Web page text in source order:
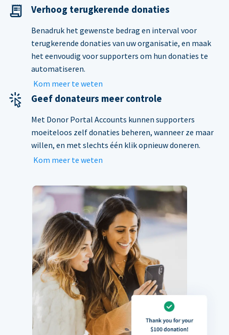
Verhoog terugkerende donaties
Benadruk het gewenste bedrag en interval voor
terugkerende donaties van uw organisatie, en maak
het eenvoudig voor supporters om hun donaties te
automatiseren.
Kom meer te weten
Geef donateurs meer controle
Met Donor Portal Accounts kunnen supporters
moeiteloos zelf donaties beheren, wanneer ze maar
willen, en met slechts één klik opnieuw doneren.
Kom meer te weten